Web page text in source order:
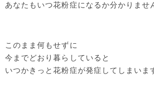
あなたもいつ花粉症になるか分かりませ
このまま何もせずに
今までどおり暮らしていると
いつかきっと花粉症が発症してしまいま